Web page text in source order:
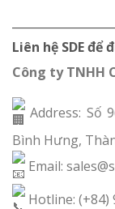
Liên hệ SDE
Công ty TNHH
Address: Số
Bình Hưng,
Email:
Hotline: (+84)